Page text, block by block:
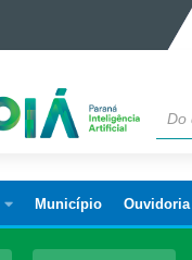
Município Ouvidoria